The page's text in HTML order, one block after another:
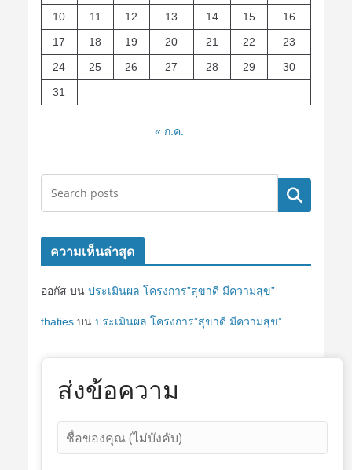
10
11 12 13 14 15
16
17
18 19 20 21 22
23
24
25 26 27 28 29
30
31
« ก.ค.
ค้นหา
ความเห็นล่าสุด
ออกัส บน ประเมินผล โครงการ”สุขาดี มีความสุข”
thatiesบน ประเมินผล โครงการ”สุขาดี มีความสุข”
ส่งข้อความ